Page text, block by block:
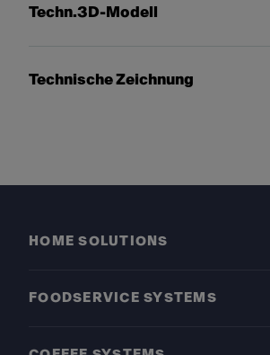
Techn.3D-Modell
Technische Zeichnung
HOME SOLUTIONS
FOODSERVICE SYSTEMS